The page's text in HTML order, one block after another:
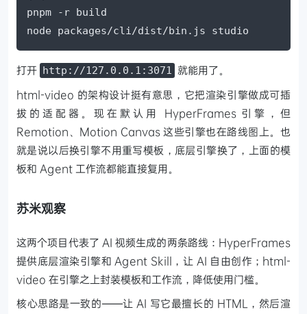
pnpm -r build
node packages/cli/dist/bin.js studio
打开 http://127.0.0.1:3071 就能用了。
html-video 的架构设计挺有意思，它把渲染引擎做成可插
拔的适配器。现在默认用 HyperFrames 引擎，但
Remotion、Motion Canvas 这些引擎也在路线图上。也
就是说以后换引擎不用重写模板，底层引擎换了，上面的模
板和 Agent 工作流都能直接复用。
苏米观察
这两个项目代表了 AI 视频生成的两条路线：HyperFrames
提供底层渲染引擎和 Agent Skill，让 AI 自由创作；html-
video 在引擎之上封装模板和工作流，降低使用门槛。
核心思路是一致的——让 AI 写它最擅长的 HTML，然后渲